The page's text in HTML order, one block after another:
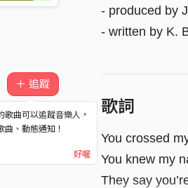
＋ 追蹤
歌曲可以追蹤音樂人，
曲、動態通知！
好喔
- produced by
- written by K.
歌詞
You crossed
You knew my
They say